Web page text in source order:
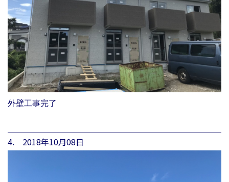
外壁工事完了
4. 2018年10月08日